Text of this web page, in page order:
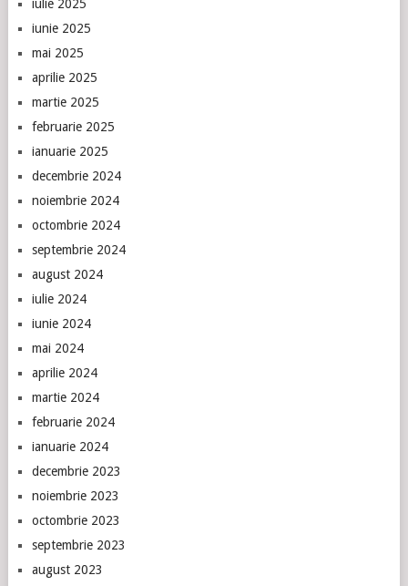
iulie 2025
iunie 2025
mai 2025
aprilie 2025
martie 2025
februarie 2025
ianuarie 2025
decembrie 2024
noiembrie 2024
octombrie 2024
septembrie 2024
august 2024
iulie 2024
iunie 2024
mai 2024
aprilie 2024
martie 2024
februarie 2024
ianuarie 2024
decembrie 2023
noiembrie 2023
octombrie 2023
septembrie 2023
august 2023